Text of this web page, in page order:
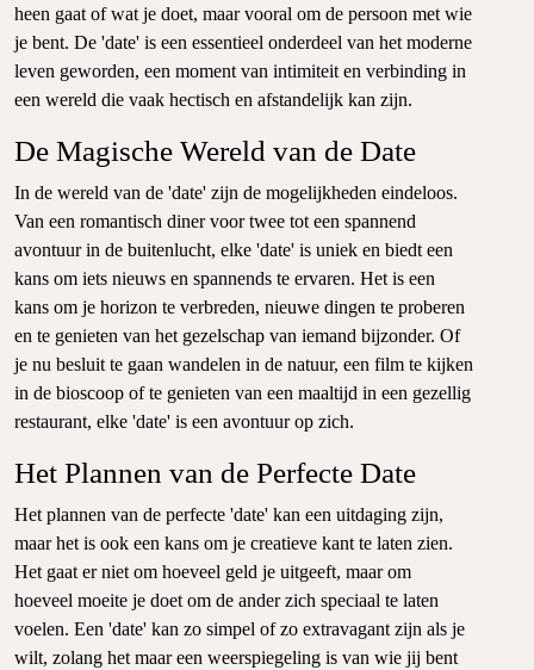
heen gaat of wat je doet, maar vooral om de persoon met wie
je bent. De 'date' is een essentieel onderdeel van het moderne
leven geworden, een moment van intimiteit en verbinding in
een wereld die vaak hectisch en afstandelijk kan zijn.
De Magische Wereld van de Date
In de wereld van de 'date' zijn de mogelijkheden eindeloos.
Van een romantisch diner voor twee tot een spannend
avontuur in de buitenlucht, elke 'date' is uniek en biedt een
kans om iets nieuws en spannends te ervaren. Het is een
kans om je horizon te verbreden, nieuwe dingen te proberen
en te genieten van het gezelschap van iemand bijzonder. Of
je nu besluit te gaan wandelen in de natuur, een film te kijken
in de bioscoop of te genieten van een maaltijd in een gezellig
restaurant, elke 'date' is een avontuur op zich.
Het Plannen van de Perfecte Date
Het plannen van de perfecte 'date' kan een uitdaging zijn,
maar het is ook een kans om je creatieve kant te laten zien.
Het gaat er niet om hoeveel geld je uitgeeft, maar om
hoeveel moeite je doet om de ander zich speciaal te laten
voelen. Een 'date' kan zo simpel of zo extravagant zijn als je
wilt, zolang het maar een weerspiegeling is van wie jij bent